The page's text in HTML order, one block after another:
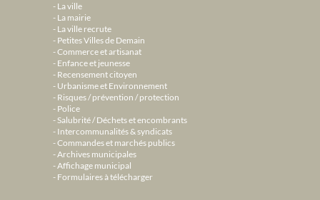
La ville
La mairie
La ville recrute
Petites Villes de Demain
Commerce et artisanat
Enfance et jeunesse
Recensement citoyen
Urbanisme et Environnement
Risques / prévention / protection
Police
Salubrité / Déchets et encombrants
Intercommunalités & syndicats
Commandes et marchés publics
Archives municipales
Affichage municipal
Formulaires à télécharger